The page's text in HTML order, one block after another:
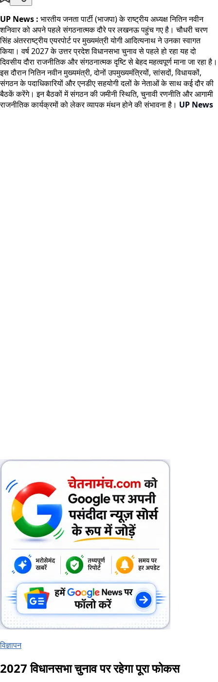
UP News : भारतीय जनता पार्टी (भाजपा) के राष्ट्रीय अध्यक्ष नितिन नवीन
शनिवार को अपने पहले संगठनात्मक दौरे पर लखनऊ पहुंच गएहै । चौधरी चरण
सिंह अंतरराष्ट्रीय एयरपोर्ट पर मुख्यमंत्री योगी आदित्यनाथ ने उनका स्वागत
किया। वर्ष 2027 के उत्तर प्रदेश विधानसभा चुनाव से पहले हो रहा यह दो
दिवसीय दौरा राजनीतिक और संगठनात्मक दृष्टि से बेहद महत्वपूर्ण माना जा रहा है।
इस दौरान नितिन नवीन मुख्यमंत्री, दोनों उपमुख्यमंत्रियों, सांसदों, विधायकों,
संगठन के पदाधिकारियों और एनडीए सहयोगी दलों के नेताओं के साथ कई दौर की
बैठकें करेंगे। इन बैठकों में संगठन की जमीनी स्थिति, चुनावी रणनीति और आगामी
राजनीतिक कार्यक्रमों को लेकर व्यापक मंथन होने की संभावना है। UP News
विज्ञापन
2027 विधानसभा चुनाव पर रहेगा पूरा फोकस